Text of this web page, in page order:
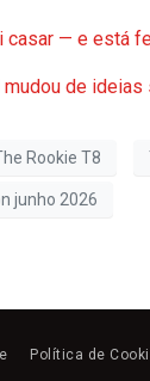
casar — e está
mudou de
Rookie T8
junho 2026
Política de